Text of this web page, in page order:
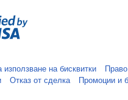
използване на бисквитки
Отказ от сделка
Промоции и